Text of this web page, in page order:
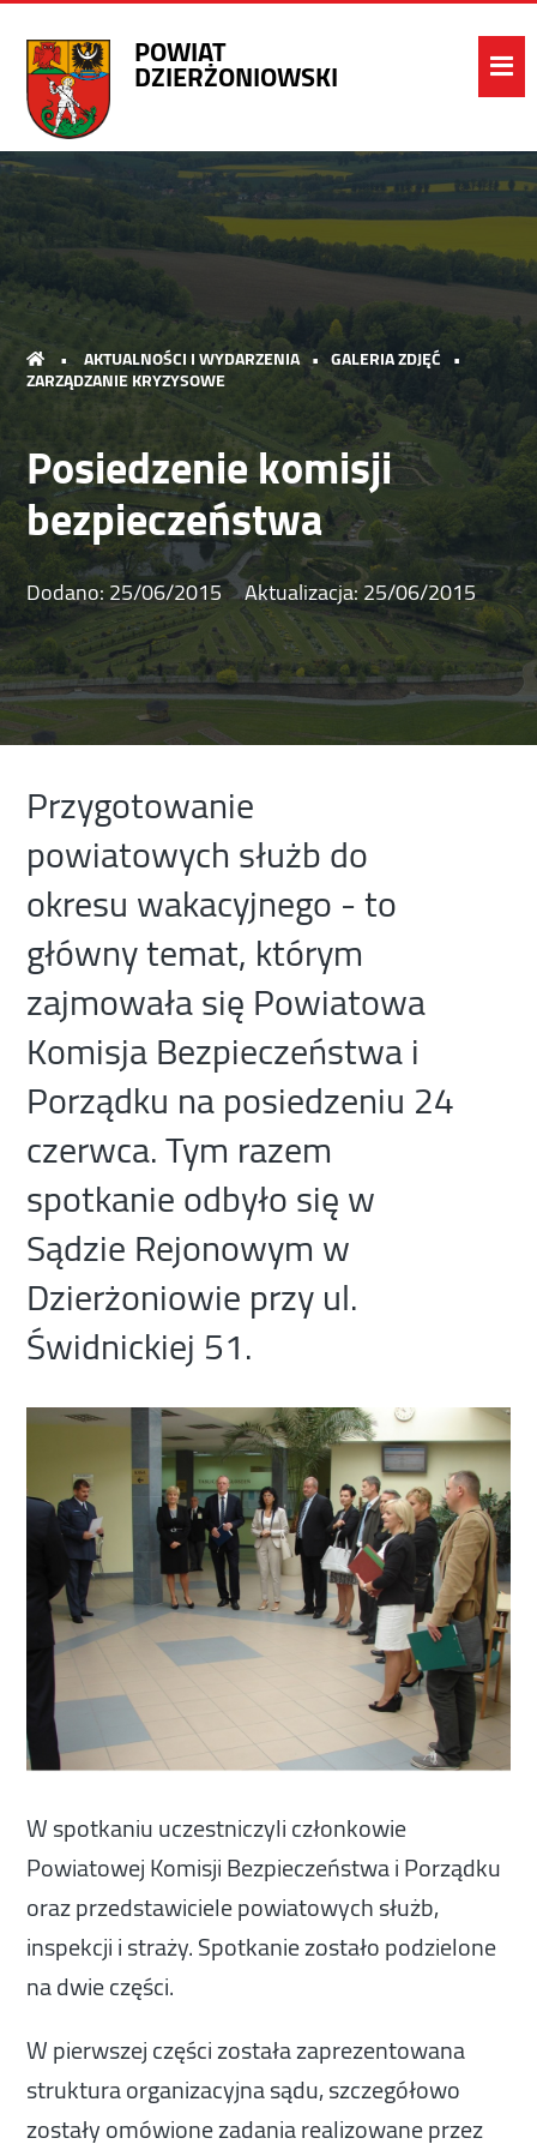
POWIAT
DZIERŻONIOWSKI
• AKTUALNOŚCI I WYDARZENIA • GALERIA ZDJĘĆ •
ZARZĄDZANIE KRYZYSOWE
Posiedzenie komisji
bezpieczeństwa
Dodano:25/06/2015 Aktualizacja:25/06/2015
Przygotowanie
powiatowych służb do
okresu wakacyjnego - to
główny temat, którym
zajmowała się Powiatowa
Komisja Bezpieczeństwa i
Porządku na posiedzeniu 24
czerwca. Tym razem
spotkanie odbyło się w
Sądzie Rejonowym w
Dzierżoniowie przy ul.
Świdnickiej 51.
W spotkaniu uczestniczyli członkowie
Powiatowej Komisji Bezpieczeństwa i Porządku
oraz przedstawiciele powiatowych służb,
inspekcji i straży. Spotkanie zostało podzielone
na dwie części.
W pierwszej części została zaprezentowana
struktura organizacyjna sądu, szczegółowo
zostały omówione zadania realizowane przez